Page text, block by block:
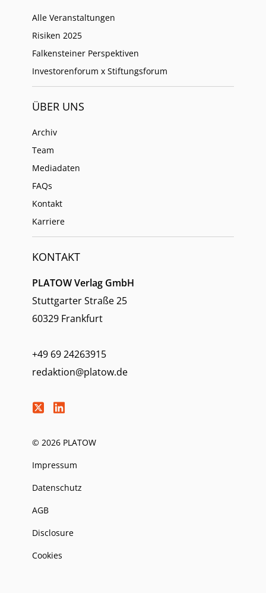
Alle Veranstaltungen
Risiken 2025
Falkensteiner Perspektiven
Investorenforum x Stiftungsforum
ÜBER UNS
Archiv
Team
Mediadaten
FAQs
Kontakt
Karriere
KONTAKT
PLATOW Verlag GmbH
Stuttgarter Straße 25
60329 Frankfurt
+49 69 24263915
redaktion@platow.de
© 2026 PLATOW
Impressum
Datenschutz
AGB
Disclosure
Cookies